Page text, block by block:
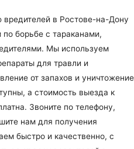
в Ростове-на-Дону
по борьбе с тараканами,
Мы используем
для травли и
от запахов и уничтожение
а стоимость выезда к
Звоните по телефону,
нам для получения
быстро и качественно, с